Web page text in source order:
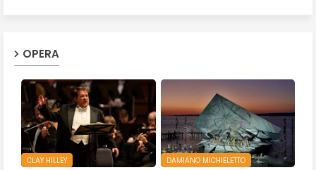
OPERA
CLAY HILLEY DAMIANO MICHIELETTO